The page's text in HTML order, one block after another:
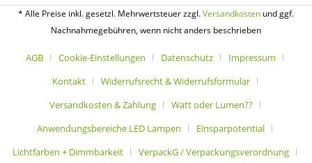
* Alle Preise inkl. gesetzl. Mehrwertsteuer zzgl.Versandkosten und ggf.
Nachnahmegebühren, wenn nicht anders beschrieben
AGB Cookie-Einstellungen Datenschutz
Impressum
Kontakt
Widerrufsrecht & Widerrufsformular
Versandkosten & Zahlung
Watt oder Lumen??
Anwendungsbereiche LED Lampen
Einsparpotential
Lichtfarben + Dimmbarkeit
VerpackG / Verpackungsverordnung